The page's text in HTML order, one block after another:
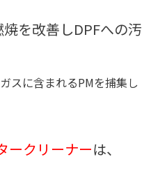
を改善しDPFへの汚
スに含まれるPMを捕集し
ークリーナーは、